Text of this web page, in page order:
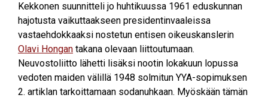
Kekkonen suunnitteli jo huhtikuussa 1961 eduskunnan
hajotusta vaikuttaakseen presidentinvaaleissa
vastaehdokkaaksi nostetun entisen oikeuskanslerin
Olavi Hongan takana olevaan liittoutumaan.
Neuvostoliitto lähetti lisäksi nootin lokakuun lopussa
vedoten maiden välillä 1948 solmitun YYA-sopimuksen
2. artiklan tarkoittamaan sodanuhkaan. Myöskään tämän